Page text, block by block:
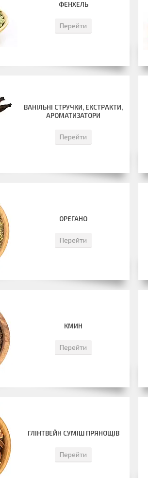
ФЕНХЕЛЬ
Перейти
ВАНІЛЬНІ СТРУЧКИ, ЕКСТРАКТИ,
АРОМАТИЗАТОРИ
Перейти
ОРЕГАНО
Перейти
КМИН
Перейти
ГЛІНТВЕЙН СУМІШ ПРЯНОЩІВ
Перейти